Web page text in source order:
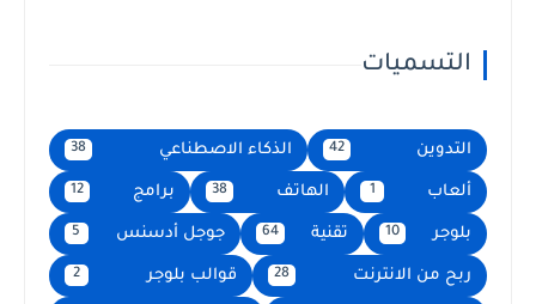
التسميات
التدوين 42 الذكاء الاصطناعي 38
ألعاب 1 الهاتف 38 برامج 12
بلوجر 10 تقنية 64 جوجل أدسنس 5
ربح من الانترنت 28 قوالب بلوجر 2